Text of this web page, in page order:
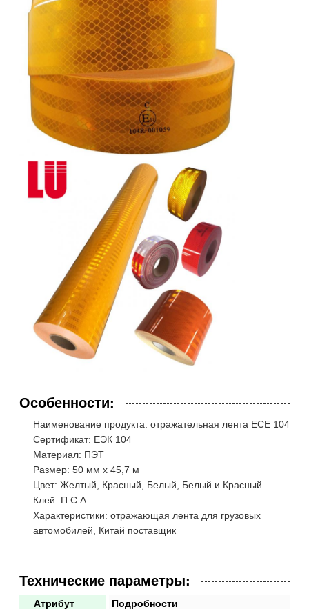
Особенности:
Наименование продукта: отражательная лента ECE 104
Сертификат: ЕЭК 104
Материал: ПЭТ
Размер: 50 мм х 45,7 м
Цвет: Желтый, Красный, Белый, Белый и Красный
Клей: П.С.А.
Характеристики: отражающая лента для грузовых
автомобилей, Китай поставщик
Технические параметры:
Атрибут Подробности